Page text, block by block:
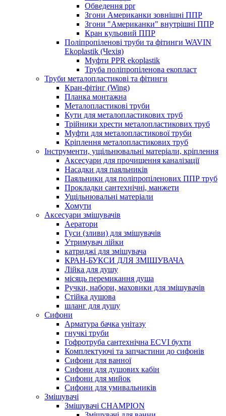
Обведення ppr
Згони Американки зовнішні ППР
Згони "Американки" внутрішні ППР
Кран кульовий ППР
Поліпропіленові труби та фітинги WAVIN
Ekoplastik (Чехія)
Муфти PPR ekoplastik
Труба поліпропіленова екопласт
Труби металопластикові та фітинги
Кран-фітінг (Wing)
Планка монтажна
Металопластикові труби
Кути для металопластикових труб
Трійники хрести металопластикових труб
Муфти для металопластикової труби
Кріплення металопластикових труб
Інструменти, ущільнювальні матеріали, кріплення
Аксесуари для прочищення каналізації
Насадки для паяльників
Паяльники для поліпропіленових ППР труб
Прокладки сантехнічні, манжети
Ущільнювальні матеріали
Хомути
Аксесуари змішувачів
Аератори
Гуси (зливи) для змішувачів
Утримувач лійки
катриджі для змішувача
КРАН-БУКСИ ДЛЯ ЗМІШУВАЧА
Лійка для душу
місяць перемикання душа
Ручки, набори, маховики для змішувачів
Стійка душова
шланг для душу
Сифони
Арматура бачка унітазу
гнучкі труби
Гофротруба сантехнічна ECVI бухти
Комплектуючі та запчастини до сифонів
Сифони для ванної
Сифони для душових кабін
Сифони для мийок
Сифони для умивальників
Змішувачі
Змішувачі CHAMPION